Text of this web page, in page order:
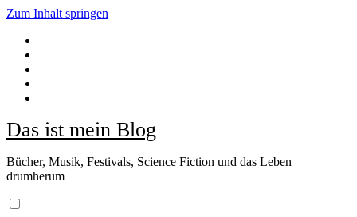
Zum Inhalt springen
Das ist mein Blog
Bücher, Musik, Festivals, Science Fiction und das Leben
drumherum